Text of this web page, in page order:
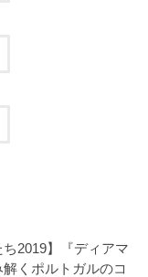
ち2019】『ディアマ
くポルトガルのコ